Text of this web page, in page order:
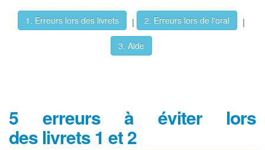
1. Erreurs lors des livrets | 2. Erreurs lors de l'oral
|
3. Aide
5 erreurs à éviter lors
des livrets 1 et 2